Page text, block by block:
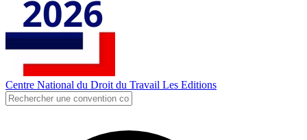
Centre National du Droit du Travail Les Editions